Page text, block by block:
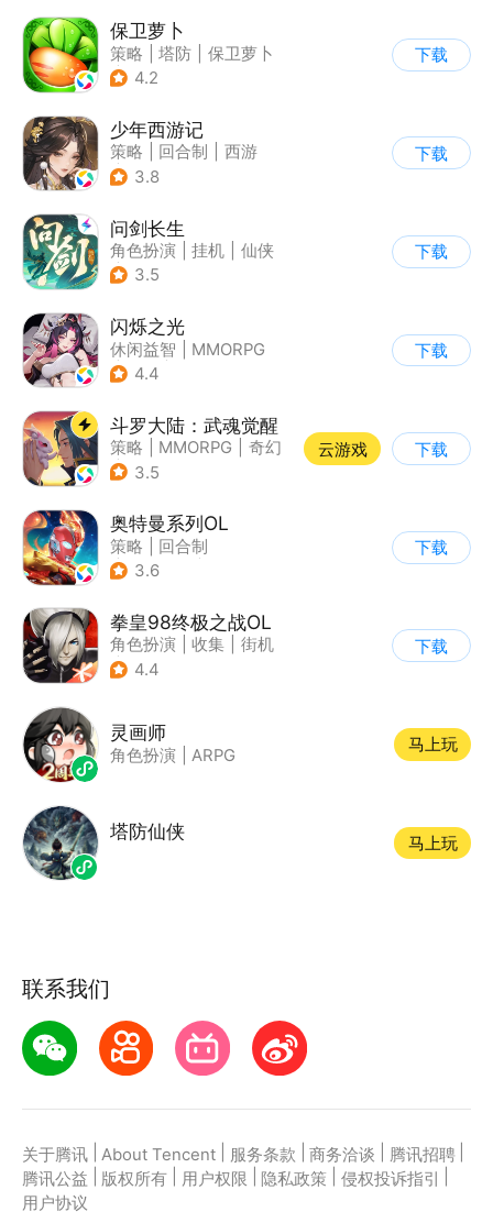
保卫萝卜
策略 塔防
保卫萝卜
| 卡通
4.2
下载
少年西游记
策略 回合制
西游
| 中国风
3.8
下载
问剑长生
角色扮演 挂机
仙侠
| 剧情
3.5
下载
闪烁之光
休闲益智
MMORPG
| 战争
4.4
下载
斗罗大陆：武魂觉醒
策略 MMORPG
奇幻
| 斗罗大陆
3.5
云游戏 下载
奥特曼系列OL
策略
回合制
| 动漫改编
3.6
下载
拳皇98终极之战OL
角色扮演 收集
街机
| 拳皇
4.4
下载
灵画师
角色扮演 ARPG
马上玩
塔防仙侠
马上玩
联系我们
关于腾讯 About Tencent 服务条款 商务洽谈 腾讯招聘
腾讯公益
版权所有 用户权限 隐私政策 侵权投诉指引
用户协议